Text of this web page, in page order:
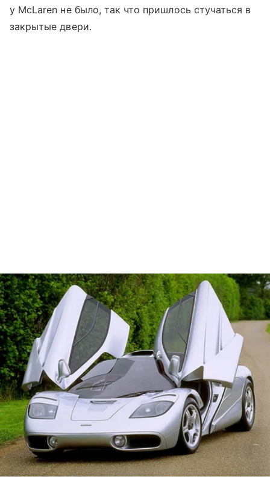
у McLaren не было, так что пришлось стучаться в
закрытые двери.